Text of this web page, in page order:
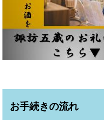
お手続きの流れ